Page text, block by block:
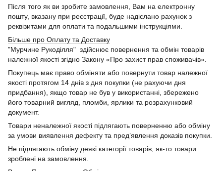
Після того як ви зробите замовлення, Вам на електронну
пошту, вказану при реєстрації, буде надіслано рахунок з
реквізитами для оплати та подальшими інструкціями.
Більше про Оплату та Доставку
"Мурчине Рукоділля" здійснює повернення та обмін товарів
належної якості згідно Закону «Про захист прав споживачів».
Покупець має право обміняти або повернути товар належної
якості протягом 14 днів з дня покупки (не рахуючи дня
придбання), якщо товар не був у використанні, збережено
його товарний вигляд, пломби, ярлики та розрахунковий
документ.
Товари неналежної якості підлягають поверненню або обміну
за умови виявлення дефекту та пред’явлення доказів покупки.
Не підлягають обміну деякі категорії товарів, як-то товари
зроблені на замовлення.